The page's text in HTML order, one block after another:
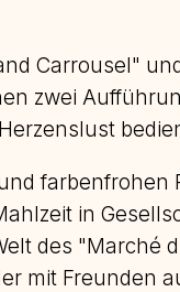
Carrousel"
zwei
farbenfrohen
in
des "Marché
mit Freunden